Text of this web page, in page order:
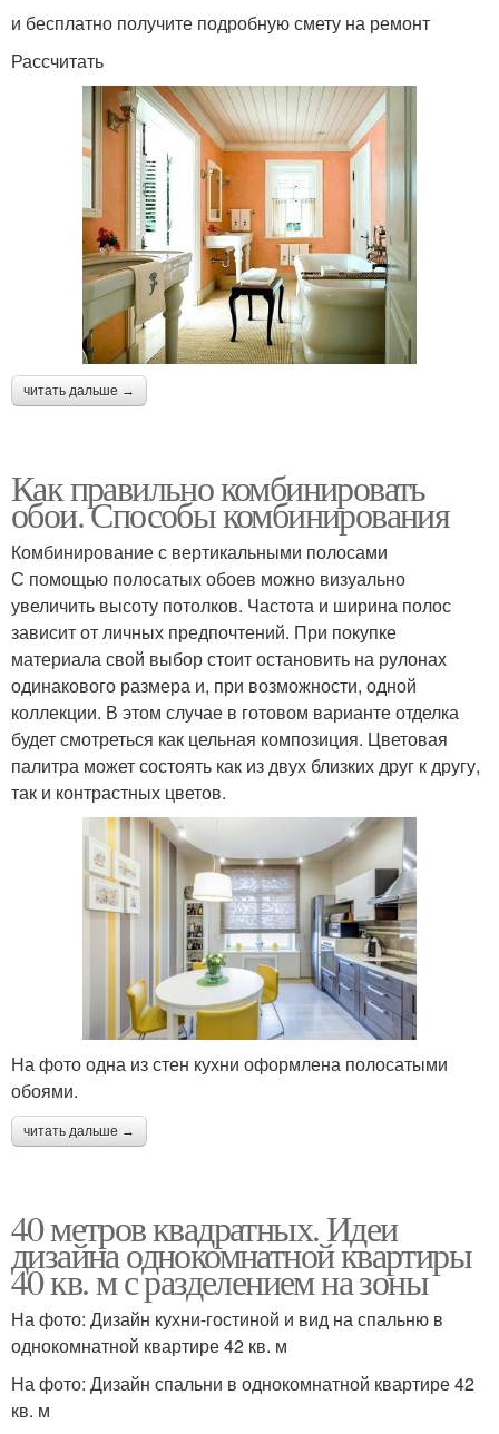
и бесплатно получите подробную смету на ремонт
Рассчитать
читать дальше →
Как правильно комбинировать
обои. Способы комбинирования
Комбинирование с вертикальными полосами
С помощью полосатых обоев можно визуально
увеличить высоту потолков. Частота и ширина полос
зависит от личных предпочтений. При покупке
материала свой выбор стоит остановить на рулонах
одинакового размера и, при возможности, одной
коллекции. В этом случае в готовом варианте отделка
будет смотреться как цельная композиция. Цветовая
палитра может состоять как из двух близких друг к другу,
так и контрастных цветов.
На фото одна из стен кухни оформлена полосатыми
обоями.
читать дальше →
40 метров квадратных. Идеи
дизайна однокомнатной квартиры
40 кв. м с разделением на зоны
На фото: Дизайн кухни-гостиной и вид на спальню в
однокомнатной квартире 42 кв. м
На фото: Дизайн спальни в однокомнатной квартире 42
кв. м